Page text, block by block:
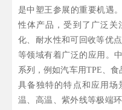
是中塑王参展的重要机遇
性体产品，受到了广泛关
化、耐水性和可回收等优
等领域有着广泛的应用。
系列，例如汽车用TPE、
具备独特的特点和应用场
温、高温、紫外线等极端